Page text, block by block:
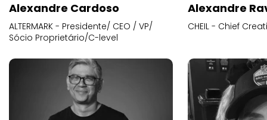
Alexandre Cardoso
ALTERMARK - Presidente/ CEO / VP/
Sócio Proprietário/C-level
Alexandre
CHEIL - Chief